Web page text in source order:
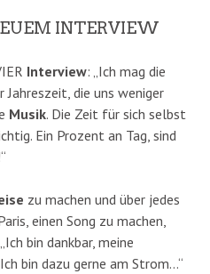
INTERVIEW
Interview: „Ich mag die
Jahreszeit, die uns weniger
Musik. Die Zeit für sich selbst
Ein Prozent an Tag, sind
zu machen und über jedes
einen Song zu machen,
bin dankbar, meine
bin dazu gerne am Strom…“